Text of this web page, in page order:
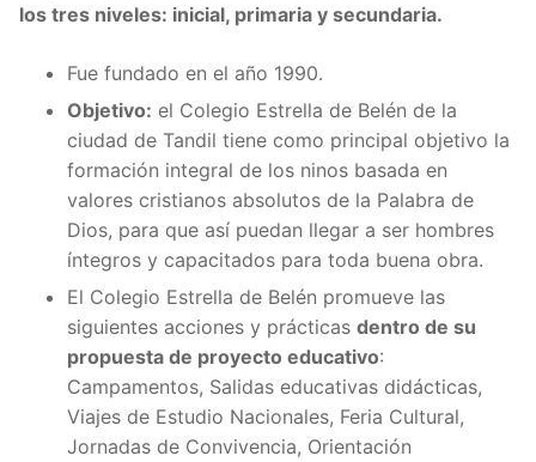
los tres niveles: inicial, primaria y secundaria.
Fue fundado en el año 1990.
Objetivo: el Colegio Estrella de Belén de la
ciudad de Tandil tiene como principal objetivo la
formación integral de los ninos basada en
valores cristianos absolutos de la Palabra de
Dios, para que así puedan llegar a ser hombres
íntegros y capacitados para toda buena obra.
El Colegio Estrella de Belén promueve las
siguientes acciones y prácticas dentro de su
propuesta de proyecto educativo:
Campamentos, Salidas educativas didácticas,
Viajes de Estudio Nacionales, Feria Cultural,
Jornadas de Convivencia, Orientación